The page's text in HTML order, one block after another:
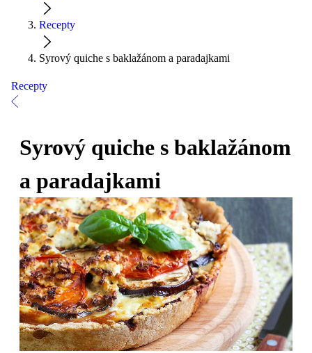
Recepty
Syrový quiche s baklažánom a paradajkami
Recepty
Syrový quiche s baklažánom
a paradajkami